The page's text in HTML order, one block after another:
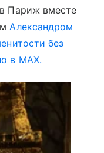
Париж вместе
Александром
без
в MAX.